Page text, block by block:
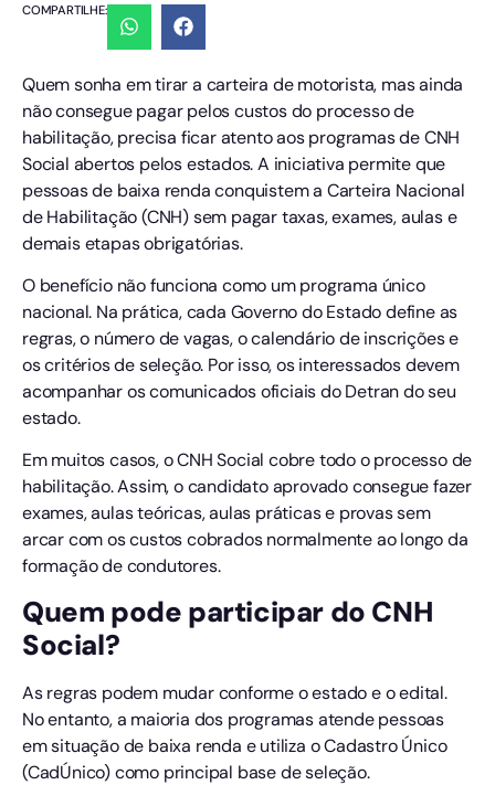
COMPARTILHE:
Quem sonha em tirar a carteira de motorista, mas ainda
não consegue pagar pelos custos do processo de
habilitação, precisa ficar atento aos programas de CNH
Social abertos pelos estados. A iniciativa permite que
pessoas de baixa renda conquistem a Carteira Nacional
de Habilitação (CNH) sem pagar taxas, exames, aulas e
demais etapas obrigatórias.
O benefício não funciona como um programa único
nacional. Na prática, cada Governo do Estado define as
regras, o número de vagas, o calendário de inscrições e
os critérios de seleção. Por isso, os interessados devem
acompanhar os comunicados oficiais do Detran do seu
estado.
Em muitos casos, o CNH Social cobre todo o processo de
habilitação. Assim, o candidato aprovado consegue fazer
exames, aulas teóricas, aulas práticas e provas sem
arcar com os custos cobrados normalmente ao longo da
formação de condutores.
Quem pode participar do CNH
Social?
As regras podem mudar conforme o estado e o edital.
No entanto, a maioria dos programas atende pessoas
em situação de baixa renda e utiliza o Cadastro Único
(CadÚnico) como principal base de seleção.